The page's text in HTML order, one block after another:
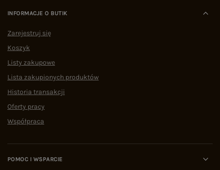
INFORMACJE O BUTIK
Zarejestruj się
Koszyk
Listy zakupowe
Lista zakupionych produktów
Historia transakcji
Oferty pracy
Współpraca
POMOC I WSPARCIE